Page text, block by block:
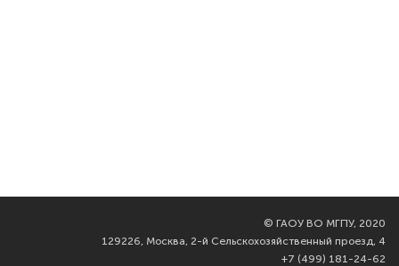
© ГАОУ ВО МГПУ, 2020
129226, Москва, 2-й Сельскохозяйственный проезд, 4
+7 (499) 181-24-62